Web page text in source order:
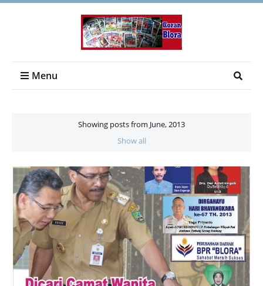
Menu
Showing posts from June, 2013
Show all